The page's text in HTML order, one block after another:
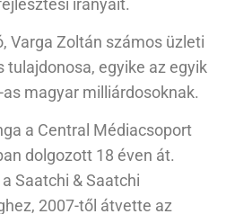
Varga Zoltán számos üzleti
tulajdonosa, egyike az egyik
magyar milliárdosoknak.
a Central Médiacsoport
dolgozott 18 éven át.
Saatchi & Saatchi
2007-től átvette az